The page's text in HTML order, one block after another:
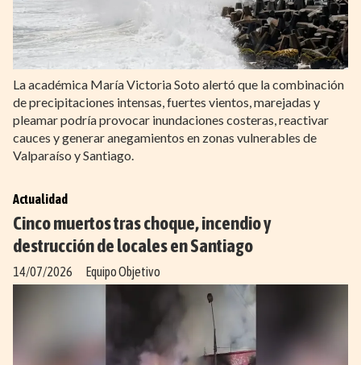
La académica María Victoria Soto alertó que la combinación
de precipitaciones intensas, fuertes vientos, marejadas y
pleamar podría provocar inundaciones costeras, reactivar
cauces y generar anegamientos en zonas vulnerables de
Valparaíso y Santiago.
Cinco muertos tras choque, incendio y
destrucción de locales en Santiago
Equipo Objetivo
Actualidad
14/07/2026